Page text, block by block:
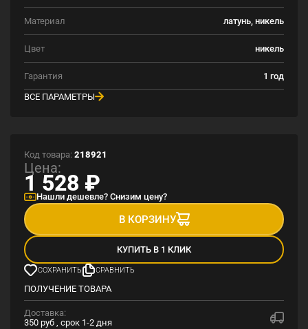
Материал латунь, никель
Цвет никель
Гарантия
1 год
ВСЕ ПАРАМЕТРЫ
Код товара: 218921
Цена:
1 528 ₽
Нашли дешевле? Снизим цену?
В КОРЗИНУ
КУПИТЬ В 1 КЛИК
СОХРАНИТЬ СРАВНИТЬ
ПОЛУЧЕНИЕ ТОВАРА
Доставка:
350 руб , срок 1-2 дня